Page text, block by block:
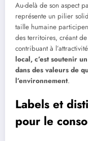
Au-delà de son aspect
représente un pilier
taille humaine
des territoires, créant
contribuant à
local, c’est soutenir
dans des valeurs de
l’environnement.
Labels et
pour le